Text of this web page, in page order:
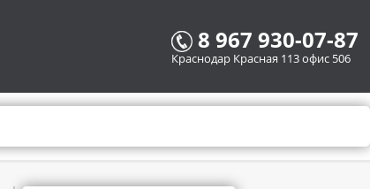
8 967 930-07-87
Краснодар Красная 113 офис 506